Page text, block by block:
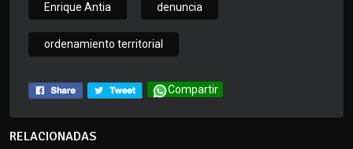
Enrique Antia denuncia
ordenamiento territorial
Compartir
RELACIONADAS